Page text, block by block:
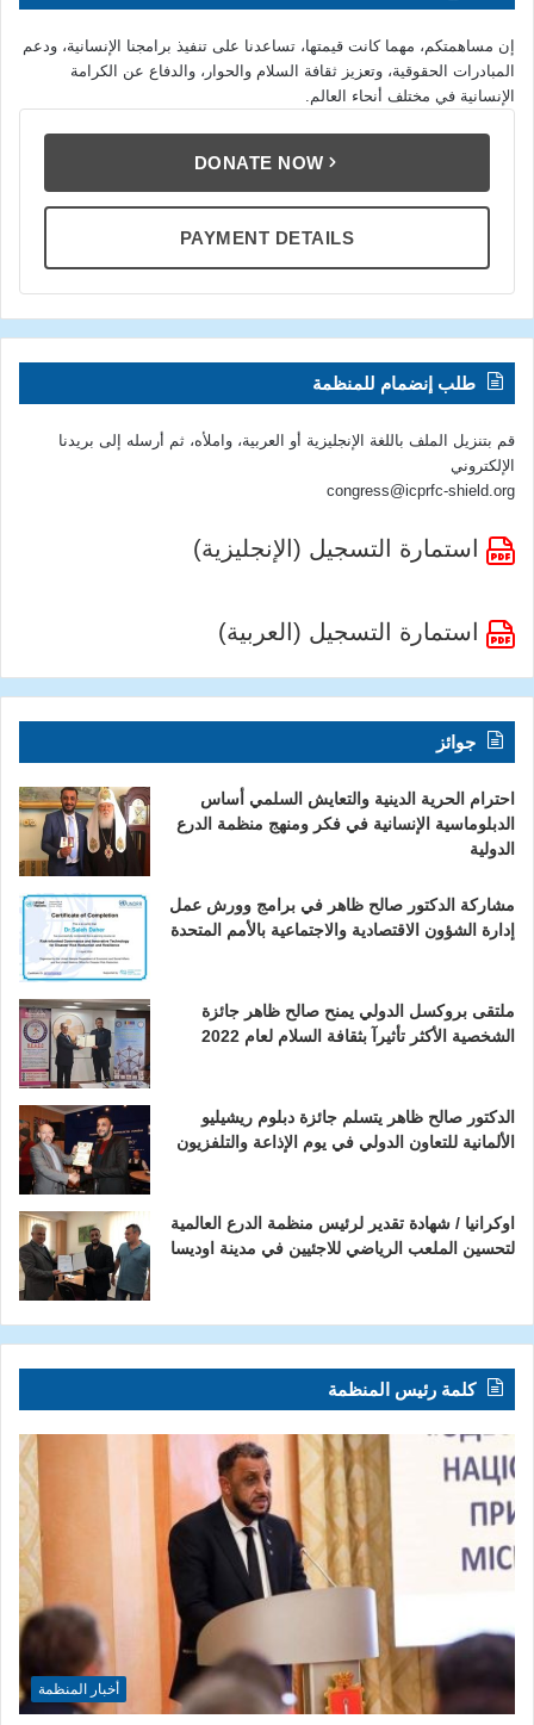
إن مساهمتكم، مهما كانت قيمتها، تساعدنا على تنفيذ برامجنا الإنسانية، ودعم
المبادرات الحقوقية، وتعزيز ثقافة السلام والحوار، والدفاع عن الكرامة
الإنسانية في مختلف أنحاء العالم.
DONATE NOW
PAYMENT DETAILS
طلب إنضمام للمنظمة
قم بتنزيل الملف باللغة الإنجليزية أو العربية، واملأه، ثم أرسله إلى بريدنا
الإلكتروني
congress@icprfc-shield.org
استمارة التسجيل (الإنجليزية)
استمارة التسجيل (العربية)
جوائز
احترام الحرية الدينية والتعايش السلمي أساس
الدبلوماسية الإنسانية في فكر ومنهج منظمة الدرع
الدولية
مشاركة الدكتور صالح ظاهر في برامج وورش عمل
إدارة الشؤون الاقتصادية والاجتماعية بالأمم المتحدة
ملتقى بروكسل الدولي يمنح صالح ظاهر جائزة
الشخصية الأكثر تأثيرآ بثقافة السلام لعام 2022
الدكتور صالح ظاهر يتسلم جائزة دبلوم ريشيليو
الألمانية للتعاون الدولي في يوم الإذاعة والتلفزيون
اوكرانيا / شهادة تقدير لرئيس منظمة الدرع العالمية
لتحسين الملعب الرياضي للاجئيين في مدينة اوديسا
كلمة رئيس المنظمة
أخبار المنظمة